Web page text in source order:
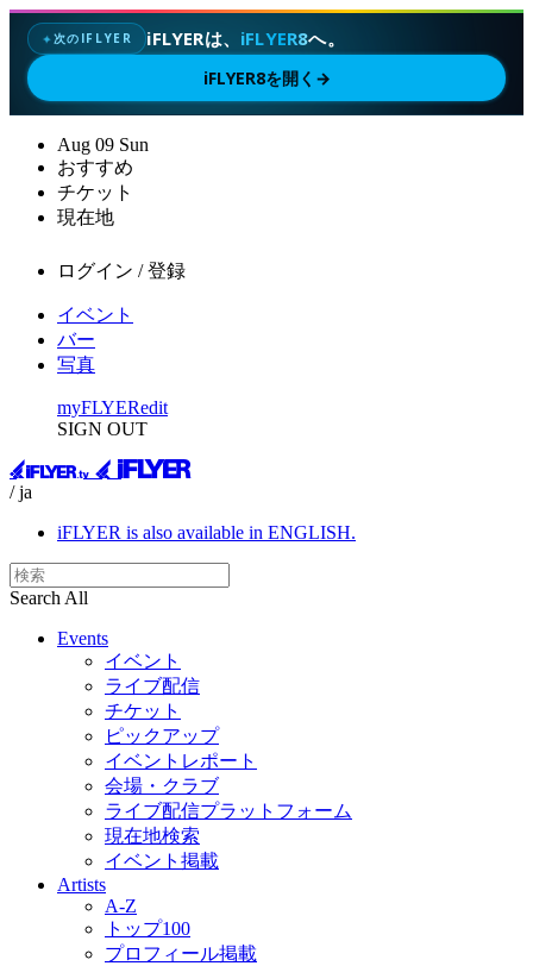
✦次のIFLYER iFLYERは、 iFLYER8へ。
iFLYER8を開く →
Aug 09 Sun
おすすめ
チケット
現在地
ログイン / 登録
イベント
バー
写真
myFLYERedit
SIGN OUT
/ ja
iFLYER is also available in ENGLISH.
Search All
Events
イベント
ライブ配信
チケット
ピックアップ
イベントレポート
会場・クラブ
ライブ配信プラットフォーム
現在地検索
イベント掲載
Artists
A-Z
トップ100
プロフィール掲載